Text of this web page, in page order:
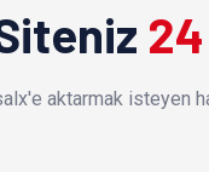
24
aktarmak